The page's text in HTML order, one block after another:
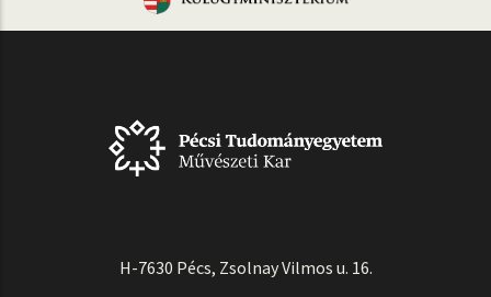
H-7630 Pécs, Zsolnay Vilmos u. 16.